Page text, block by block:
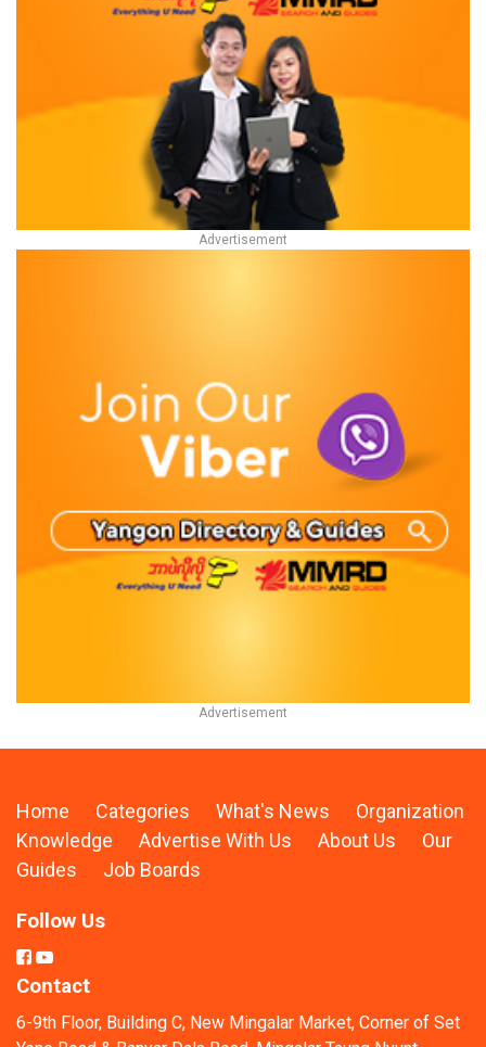
Home Categories What's News
Organization
Knowledge
Advertise With Us About Us
Our
Guides
Job Boards
Follow Us
Contact
6-9th Floor, Building C, New Mingalar Market, Corner of Set